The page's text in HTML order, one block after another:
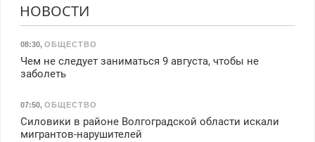
НОВОСТИ
08:30, ОБЩЕСТВО
Чем не следует заниматься 9 августа, чтобы не
заболеть
07:50, ОБЩЕСТВО
Силовики в районе Волгоградской области искали
мигрантов-нарушителей